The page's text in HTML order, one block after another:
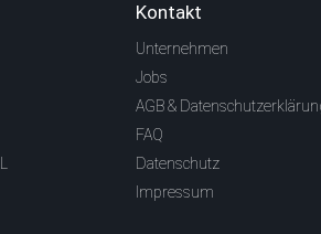
Kontakt
Unternehmen
Jobs
AGB &
FAQ
Datenschutz
Impressum